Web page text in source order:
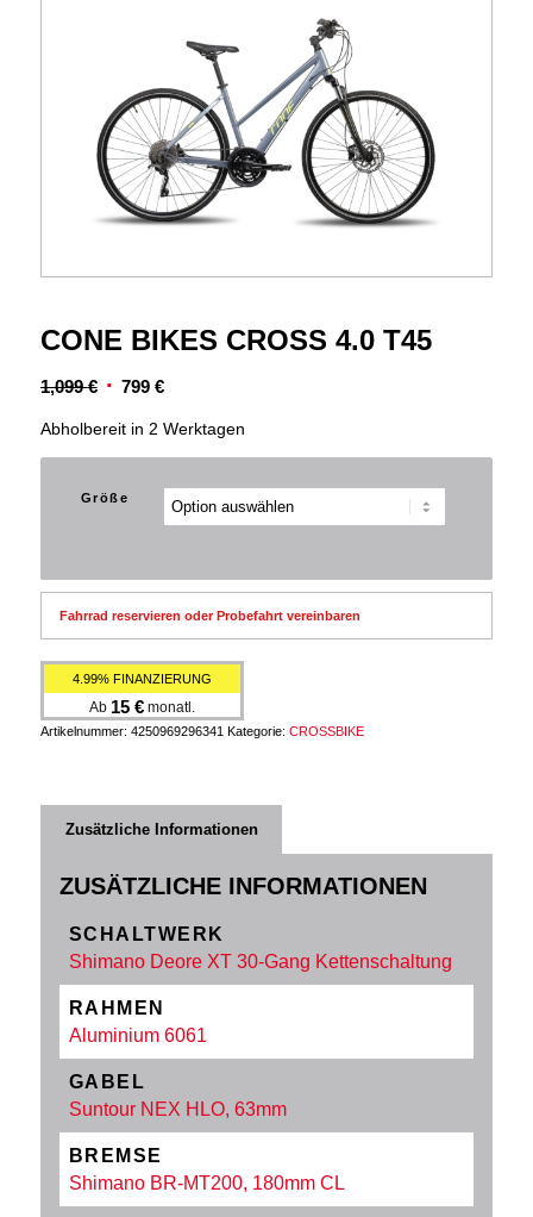
CONE BIKES CROSS 4.0 T45
1,099€ Ursprünglicher
799 €Aktueller
Abholbereit in 2 Werktagen
Größe
Fahrrad reservieren oder Probefahrt vereinbaren
4.99% FINANZIERUNG
Ab 15 €monatl.
Artikelnummer: 4250969296341 Kategorie: CROSSBIKE
Zusätzliche Informationen
ZUSÄTZLICHE INFORMATIONEN
SCHALTWERK
Shimano Deore XT 30-Gang Kettenschaltung
RAHMEN
Aluminium 6061
GABEL
Suntour NEX HLO, 63mm
BREMSE
Shimano BR-MT200, 180mm CL